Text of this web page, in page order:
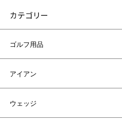
カテゴリー
ゴルフ用品
アイアン
ウェッジ